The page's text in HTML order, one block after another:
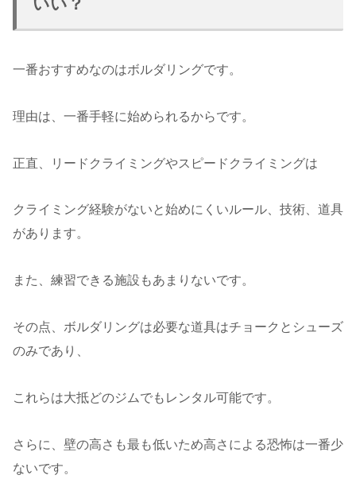
一番おすすめなのはボルダリングです。
理由は、一番手軽に始められるからです。
正直、リードクライミングやスピードクライミングは
クライミング経験がないと始めにくいルール、技術、道具
があります。
また、練習できる施設もあまりないです。
その点、ボルダリングは必要な道具はチョークとシューズ
のみであり、
これらは大抵どのジムでもレンタル可能です。
さらに、壁の高さも最も低いため高さによる恐怖は一番少
ないです。